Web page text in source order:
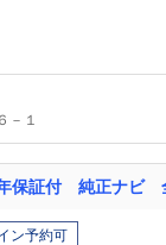
－１
ン予約可